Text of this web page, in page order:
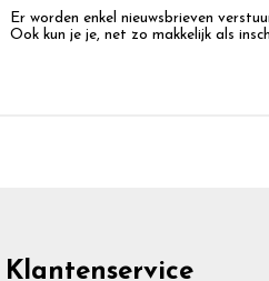
Er worden enkel nieuwsbrieven
Ook kun je je, net zo makkelijk als
Klantenservice